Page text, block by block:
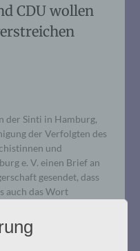
CDU wollen
der Sinti in Hamburg,
der Verfolgten des
und
e. V. einen Brief an
gesendet, dass
auch das Wort